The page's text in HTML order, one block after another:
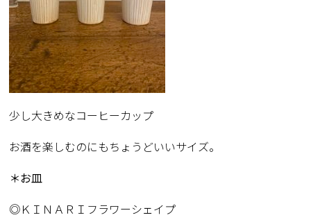
少し大きめなコーヒーカップ
お酒を楽しむのにもちょうどいいサイズ。
＊お皿
◎ＫＩＮＡＲＩフラワーシェイプ